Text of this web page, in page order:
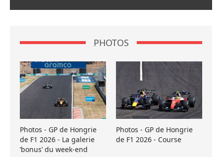
PHOTOS
Photos - GP de Hongrie
de F1 2026 - La galerie
’bonus’ du week-end
Photos - GP de Hongrie
de F1 2026 - Course